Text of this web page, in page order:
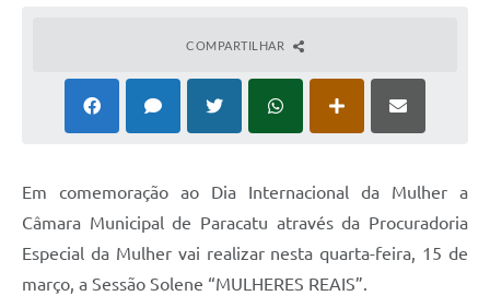
COMPARTILHAR
Em comemoração ao Dia Internacional da Mulher a
Câmara Municipal de Paracatu através da Procuradoria
Especial da Mulher vai realizar nesta quarta-feira, 15 de
março, a Sessão Solene “MULHERES REAIS”.